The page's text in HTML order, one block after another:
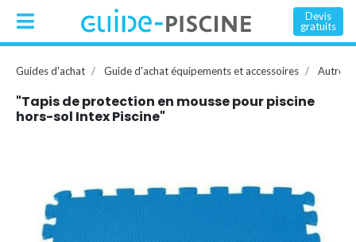
Devis
gratuits
Guides d'achat Guide d'achat équipements et accessoires Autres
"Tapis de protection en mousse pour piscine
hors-sol Intex Piscine"